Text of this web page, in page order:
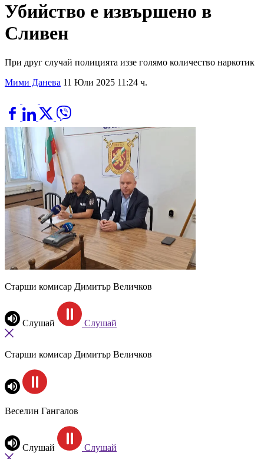
Убийство е извършено в
Сливен
При друг случай полицията иззе голямо количество наркотик
Мими Данева 11 Юли 2025 11:24 ч.
Старши комисар Димитър Величков
Слушай Слушай
Старши комисар Димитър Величков
Веселин Гангалов
Слушай Слушай